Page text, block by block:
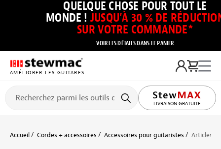
QUELQUE CHOSE POUR TOUT LE
MONDE ! JUSQU’À 30 % DE
SUR VOTRE COMMANDE*
VOIR LES DÉTAILS DANS LE PANIER
AMÉLIORER LES GUITARES
LIVRAISON GRATUITE
Accueil Cordes + accessoires Accessoires pour guitaristes Articles